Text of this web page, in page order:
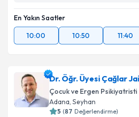
En Yakın Saatler
10:00
10:50 11:40
Dr. Öğr. Üyesi Çağlar
Çocuk ve Ergen Psikiyatristi
Adana, Seyhan
5 (87 Değerlendirme)